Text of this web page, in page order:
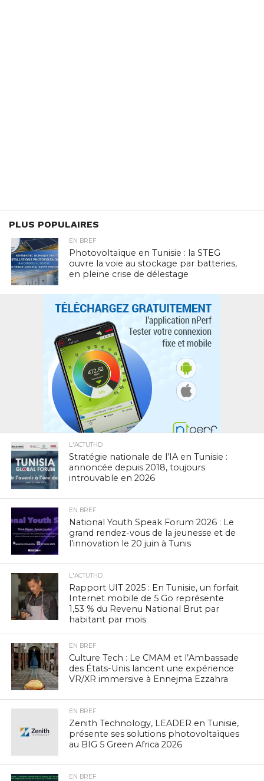
PLUS POPULAIRES
EN BREF
Photovoltaïque en Tunisie : la STEG
ouvre la voie au stockage par batteries,
en pleine crise de délestage
L'ACTUTHD
Stratégie nationale de l’IA en Tunisie :
annoncée depuis 2018, toujours
introuvable en 2026
EN BREF
National Youth Speak Forum 2026 : Le
grand rendez-vous de la jeunesse et de
l’innovation le 20 juin à Tunis
L'ACTUTHD
Rapport UIT 2025 : En Tunisie, un forfait
Internet mobile de 5 Go représente
1,53 % du Revenu National Brut par
habitant par mois
EN BREF
Culture Tech : Le CMAM et l’Ambassade
des États-Unis lancent une expérience
VR/XR immersive à Ennejma Ezzahra
EN BREF
Zenith Technology, LEADER en Tunisie,
présente ses solutions photovoltaïques
au BIG 5 Green Africa 2026
EN BREF